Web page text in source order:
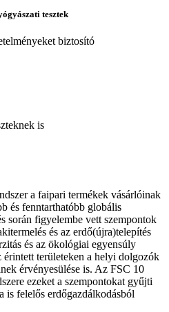
tesztek
biztosító
is
a faipari termékek vásárlóinak
és fenntarthatóbb globális
során figyelembe vett szempontok
és az erdő(újra)telepítés
és az ökológiai egyensúly
területeken a helyi dolgozók
érvényesülése is. Az FSC 10
ezeket a szempontokat gyűjti
is felelős erdőgazdálkodásból